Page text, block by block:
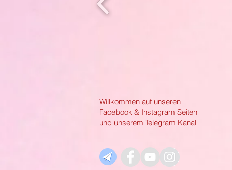
Willkommen auf unseren
Facebook & Instagram Seiten
und unserem Telegram Kanal